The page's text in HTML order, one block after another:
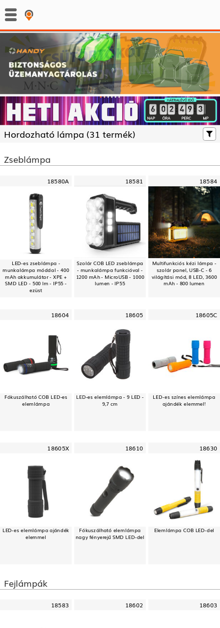
: :
Hordozható lámpa (31 termék)
Zseblámpa
18580A
LED-es zseblámpa -
munkalámpa móddal - 400
mAh akkumulátor - XPE +
SMD LED - 500 lm - IP55 -
ezüst
18581
Szolár COB LED zseblámpa
- munkalámpa funkcióval -
1200 mAh - MicroUSB - 1000
lumen - IP55
18584
Multifunkciós kézi lámpa -
szolár panel, USB-C - 6
világítási mód, 8 LED, 3600
mAh - 800 lumen
18604
Fókuszálható COB LED-es
elemlámpa
18605
LED-es elemlámpa - 9 LED -
9,7 cm
18605C
LED-es színes elemlámpa
ajándék elemmel!
18605X
LED-es elemlámpa ajándék
elemmel
18610
Fókuszálható elemlámpa
nagy fényerejű SMD LED-del
18630
Elemlámpa COB LED-del
Fejlámpák
18583 18602 18603